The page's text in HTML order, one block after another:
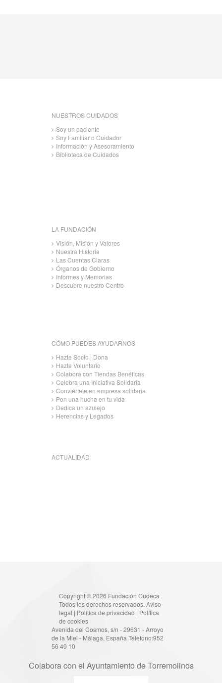
NUESTROS CUIDADOS
Soy un paciente
Soy Familiar o Cuidador
Información y Asesoramiento
Biblioteca de Cuidados
LA FUNDACIÓN
Visión, Misión y Valores
Nuestra Historia
Las Cuentas Claras
Órganos de Gobierno
Informes y Memorias
Descubre nuestro Centro
CÓMO PUEDES AYUDARNOS
Hazte Socio | Dona
Hazte Voluntario
Colabora con Tiendas Benéficas
Celebra una Iniciativa Solidaria
Conviértete en empresa solidaria
Pon una hucha en tu vida
Dedica un azulejo
Herencias y Legados
ACTUALIDAD
Copyright © 2026 Fundación Cudeca .
Todos los derechos reservados. Aviso
legal | Política de privacidad | Política
de cookies
Avenida del Cosmos, s/n - 29631 - Arroyo
de la Miel - Málaga, España Telefono:952
56 49 10
Colabora con el Ayuntamiento de Torremolinos